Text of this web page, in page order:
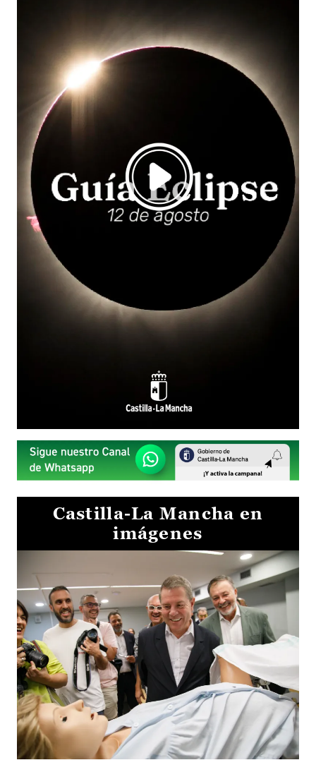
Castilla-La Mancha en
imágenes